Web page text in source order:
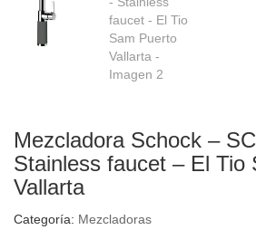
Mezcladora Schock –
Stainless faucet – El Tio
Vallarta
Categoría: Mezcladoras